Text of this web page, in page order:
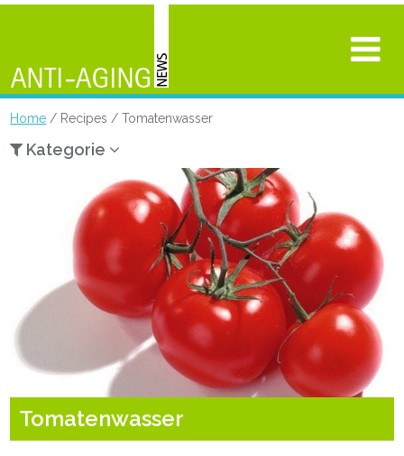
Home / Recipes / Tomatenwasser
Kategorie
Tomatenwasser